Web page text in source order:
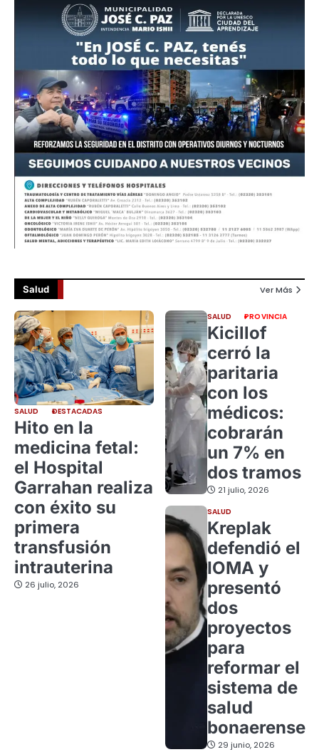
Salud Ver Más
SALUD DESTACADAS
Hito en la
medicina fetal:
el Hospital
Garrahan realiza
con éxito su
primera
transfusión
intrauterina
26 julio, 2026
SALUD PROVINCIA
Kicillof
cerró la
paritaria
con los
médicos:
cobrarán
un 7% en
dos tramos
21 julio, 2026
SALUD
Kreplak
defendió el
IOMA y
presentó
dos
proyectos
para
reformar el
sistema de
salud
bonaerense
29 junio, 2026